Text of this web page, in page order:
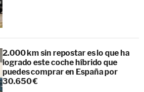
2.000 km sin repostar es lo que ha
logrado este coche híbrido que
puedes comprar en España por
30.650 €